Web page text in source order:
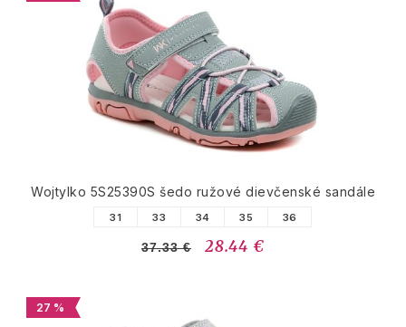
Wojtylko 5S25390S šedo ružové dievčenské sandále
31 33 34 35 36
37.33 € 28.44 €
27 %